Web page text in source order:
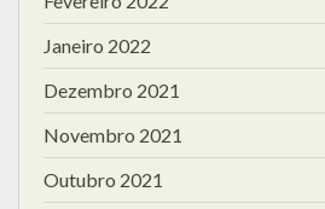
Janeiro 2022
Dezembro 2021
Novembro 2021
Outubro 2021